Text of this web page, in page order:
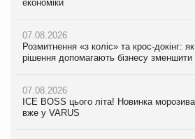
економіки
07.08.2026
Розмитнення «з коліс» та крос-докінг: як
рішення допомагають бізнесу зменшити
07.08.2026
ICE BOSS цього літа! Новинка
вже у VARUS
ICE BOSS цього літа! Новинка
07.08.2026
EVA.UA запустила кампанію «Хто б
06.08.2026
Смачна новинка для хвостатих: у VARUS
економіки
07.08.2026
Kraft Heinz скоротила збиток у першому
Продажі Hugo Boss впали на 9%